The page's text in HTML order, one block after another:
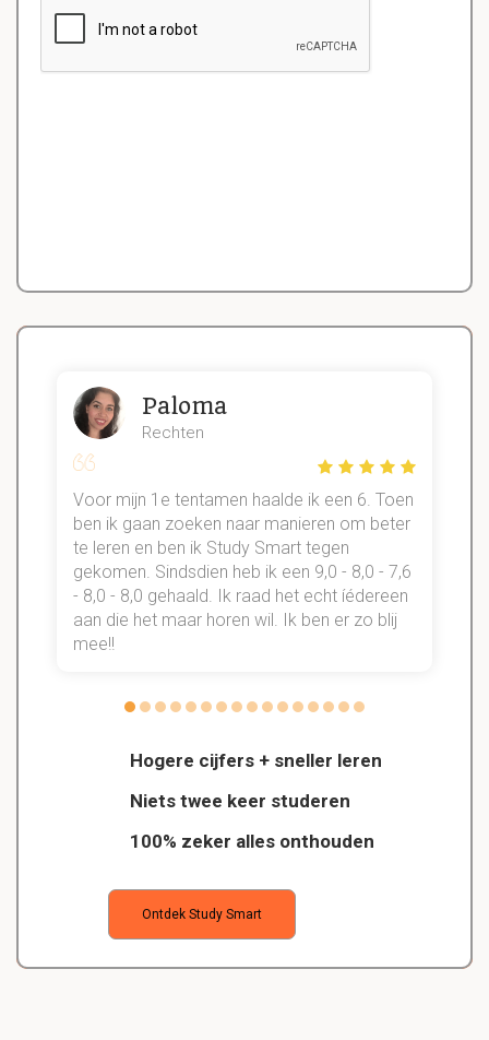
Hogere cijfers + sneller leren
Niets twee keer studeren
100% zeker alles onthouden
Ontdek Study Smart
Paloma
Rechten
Voor mijn 1e tentamen haalde ik een 6. Toen
ben ik gaan zoeken naar manieren om beter
te leren en ben ik Study Smart tegen
gekomen. Sindsdien heb ik een 9,0 - 8,0 - 7,6
- 8,0 - 8,0 gehaald. Ik raad het echt íédereen
aan die het maar horen wil. Ik ben er zo blij
mee!!